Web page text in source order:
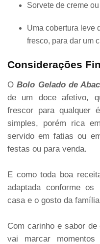
Sorvete de creme
Uma cobertura leve
fresco, para dar um
Considerações
OBolo Gelado de
de um doce afetivo,
frescor para qualquer
simples, porém rica
servido em fatias ou
festas ou para venda.
E como toda boa
adaptada conforme
casa e o gosto da
Com carinho e sabor
vai marcar